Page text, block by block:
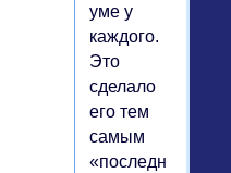
уме у
каждого.
Это
сделало
его тем
самым
«последним